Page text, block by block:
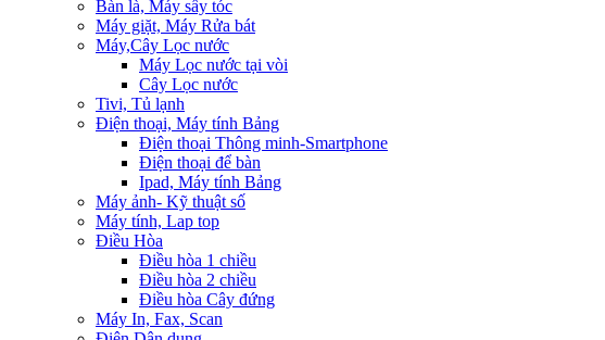
Bàn là, Máy sấy tóc
Máy giặt, Máy Rửa bát
Máy,Cây Lọc nước
Máy Lọc nước tại vòi
Cây Lọc nước
Tivi, Tủ lạnh
Điện thoại, Máy tính Bảng
Điện thoại Thông minh-Smartphone
Điện thoại để bàn
Ipad, Máy tính Bảng
Máy ảnh- Kỹ thuật số
Máy tính, Lap top
Điều Hòa
Điều hòa 1 chiều
Điều hòa 2 chiều
Điều hòa Cây đứng
Máy In, Fax, Scan